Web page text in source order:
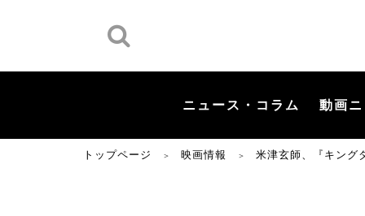
ニュース・コラム 動画
トップページ ＞ 映画情報 ＞ 米津玄師、『キング